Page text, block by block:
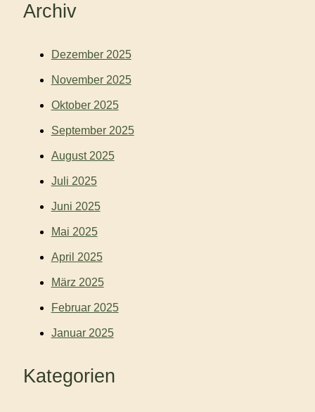
Archiv
Dezember 2025
November 2025
Oktober 2025
September 2025
August 2025
Juli 2025
Juni 2025
Mai 2025
April 2025
März 2025
Februar 2025
Januar 2025
Kategorien